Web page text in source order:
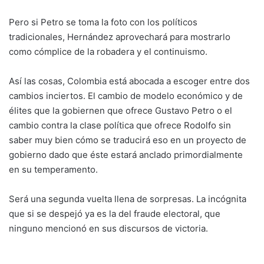
Pero si Petro se toma la foto con los políticos
tradicionales, Hernández aprovechará para mostrarlo
como cómplice de la robadera y el continuismo.
Así las cosas, Colombia está abocada a escoger entre dos
cambios inciertos. El cambio de modelo económico y de
élites que la gobiernen que ofrece Gustavo Petro o el
cambio contra la clase política que ofrece Rodolfo sin
saber muy bien cómo se traducirá eso en un proyecto de
gobierno dado que éste estará anclado primordialmente
en su temperamento.
Será una segunda vuelta llena de sorpresas. La incógnita
que si se despejó ya es la del fraude electoral, que
ninguno mencionó en sus discursos de victoria.